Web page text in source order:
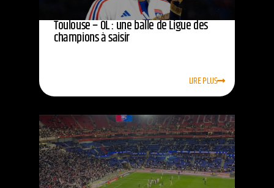
Toulouse – OL : une balle de Ligue des
champions à saisir
LIRE PLUS